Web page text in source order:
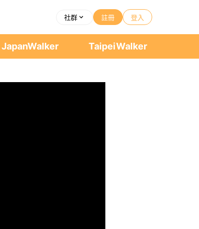
社群 註冊 登入
JapanWalker TaipeiWalker